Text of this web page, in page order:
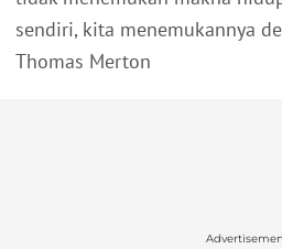
sendiri, kita menemukannya
Thomas Merton